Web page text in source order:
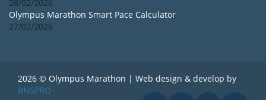
28/02/2026
Olympus Marathon Smart Pace Calculator
27/02/2026
2026 © Olympus Marathon | Web design & develop by
BNSPRO